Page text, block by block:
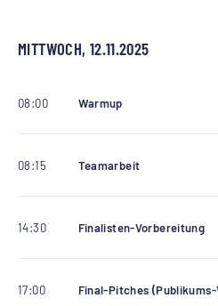
MITTWOCH, 12.11.2025
08:00 Warmup
08:15 Teamarbeit
14:30 Finalisten-Vorbereitung
17:00 Final-Pitches